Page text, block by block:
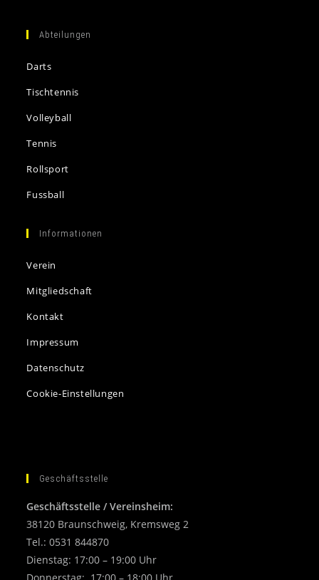
Abteilungen
Darts
Tischtennis
Volleyball
Tennis
Rollsport
Fussball
Informationen
Verein
Mitgliedschaft
Kontakt
Impressum
Datenschutz
Cookie-Einstellungen
Geschäftsstelle
Geschäftsstelle / Vereinsheim:
38120 Braunschweig, Kremsweg 2
Tel.: 0531 844870
Dienstag: 17:00 – 19:00 Uhr